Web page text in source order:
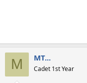
M MT...
Cadet 1st Year